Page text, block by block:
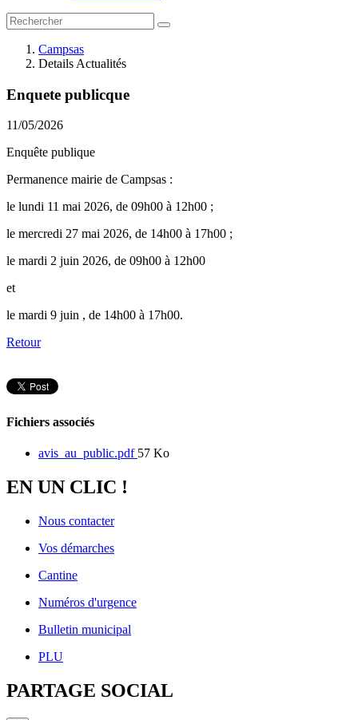
Campsas
Details Actualités
Enquete publicque
11/05/2026
Enquête publique
Permanence mairie de Campsas :
le lundi 11 mai 2026, de 09h00 à 12h00 ;
le mercredi 27 mai 2026, de 14h00 à 17h00 ;
le mardi 2 juin 2026, de 09h00 à 12h00
et
le mardi 9 juin , de 14h00 à 17h00.
Retour
Fichiers associés
avis_au_public.pdf 57 Ko
EN UN CLIC !
Nous contacter
Vos démarches
Cantine
Numéros d'urgence
Bulletin municipal
PLU
PARTAGE SOCIAL